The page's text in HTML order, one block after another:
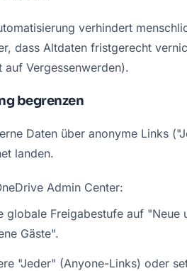
verhindert
dass Altdaten fristgerecht
auf Vergessenwerden).
begrenzen
Daten über anonyme Links
landen.
Admin Center:
globale Freigabestufe auf "Neue
Gäste".
"Jeder" (Anyone-Links) oder